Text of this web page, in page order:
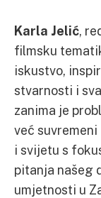
Karla Jelić,
filmsku
iskustvo,
stvarnosti i
zanima je
već
i svijetu s
pitanja našeg
umjetnosti u